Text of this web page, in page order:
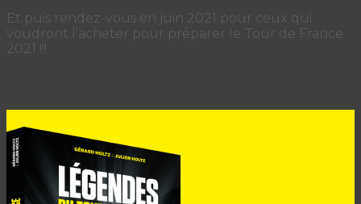
Et puis rendez-vous en juin 2021 pour ceux qui
voudront l’acheter pour préparer le Tour de France
2021 !!!